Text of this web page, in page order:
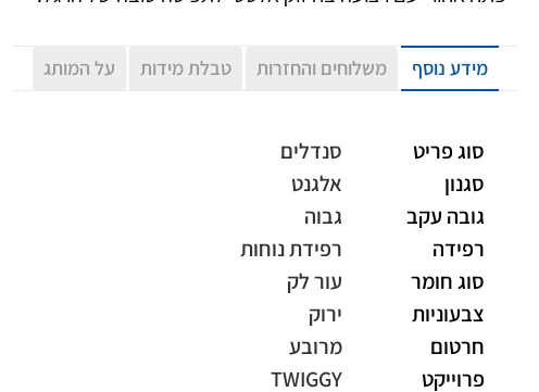
מידע נוסף משלוחים והחזרות טבלת מידות על המותג
סוג פריט
סנדלים
סגנון
אלגנט
גובה עקב
גבוה
רפידה
רפידת נוחות
סוג חומר
עור לק
צבעוניות
ירוק
חרטום
מרובע
פרוייקט
TWIGGY